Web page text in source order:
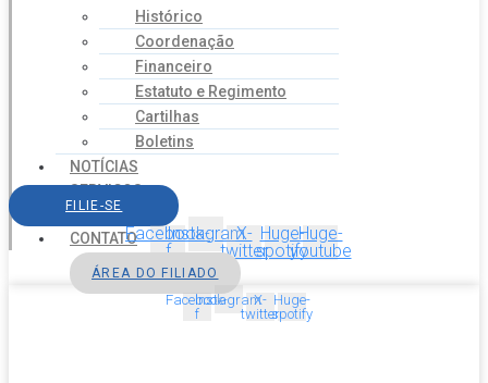
Histórico
Coordenação
Financeiro
Estatuto e Regimento
Cartilhas
Boletins
NOTÍCIAS
SERVIÇOS
AGENDA
CONTATO
FILIE-SE
Facebook-
f
InstagramX-
twitter
Huge-
spotify
Huge-
youtube
ÁREA DO FILIADO
Facebook-
f
InstagramX-
twitter
Huge-
spotify